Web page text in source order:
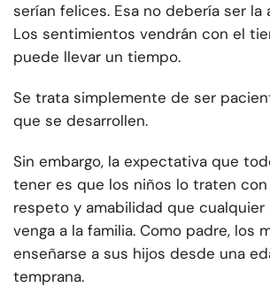
serían felices. Esa no debería ser la
Los sentimientos vendrán con el
puede llevar un tiempo.
Se trata simplemente de ser
que se desarrollen.
Sin embargo, la expectativa que
tener es que los niños lo traten
respeto y amabilidad que cualquier
venga a la familia. Como padre, los
enseñarse a sus hijos desde una
temprana.